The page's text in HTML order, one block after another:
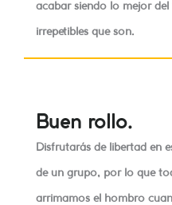
acabar siendo lo mejor
irrepetibles que son.
Buen rollo.
Disfrutarás de libertad en
de un grupo, por lo que
arrimamos el hombro